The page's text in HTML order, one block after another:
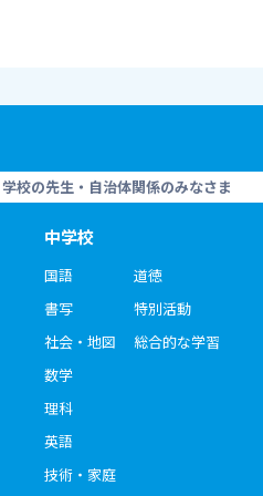
学校の先生・自治体関係のみなさま
中学校
国語
書写
社会・地図
数学
理科
英語
技術・家庭
道徳
特別活動
総合的な学習